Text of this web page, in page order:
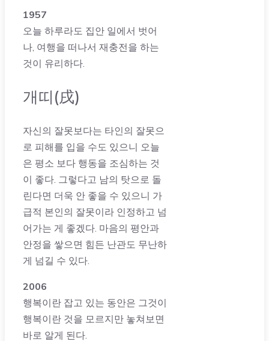
1957
오늘 하루라도 집안 일에서 벗어
나, 여행을 떠나서 재충전을 하는
것이 유리하다.
개띠(戌)
자신의 잘못보다는 타인의 잘못으
로 피해를 입을 수도 있으니 오늘
은 평소 보다 행동을 조심하는 것
이 좋다. 그렇다고 남의 탓으로 돌
린다면 더욱 안 좋을 수 있으니 가
급적 본인의 잘못이라 인정하고 넘
어가는 게 좋겠다. 마음의 평안과
안정을 쌓으면 힘든 난관도 무난하
게 넘길 수 있다.
2006
행복이란 잡고 있는 동안은 그것이
행복이란 것을 모르지만 놓쳐보면
바로 알게 된다.